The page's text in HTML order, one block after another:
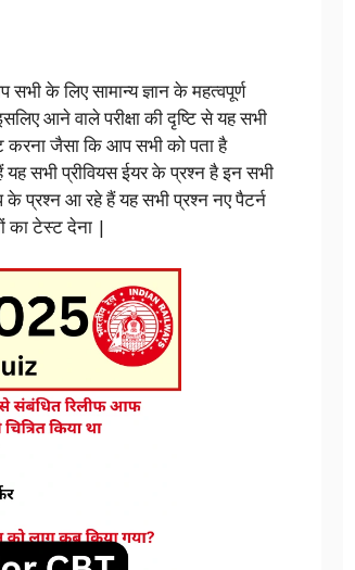
के लिए सामान्य ज्ञान के महत्वपूर्ण
आने वाले परीक्षा की दृष्टि से यह सभी
करना जैसा कि आप सभी को पता है
सभी प्रीवियस ईयर के प्रश्न है इन सभी
प्रश्न आ रहे हैं यह सभी प्रश्न नए पैटर्न
का टेस्ट देना |